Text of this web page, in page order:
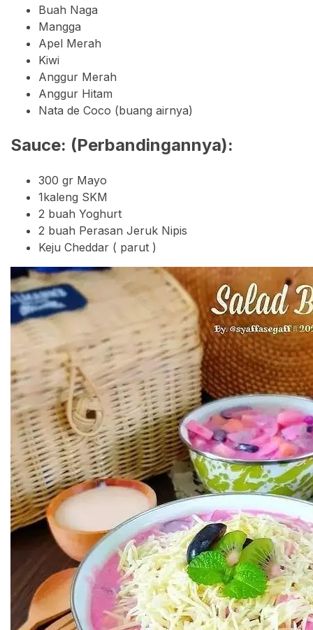
Buah Naga
Mangga
Apel Merah
Kiwi
Anggur Merah
Anggur Hitam
Nata de Coco (buang airnya)
Sauce: (Perbandingannya):
300 gr Mayo
1kaleng SKM
2 buah Yoghurt
2 buah Perasan Jeruk Nipis
Keju Cheddar ( parut )